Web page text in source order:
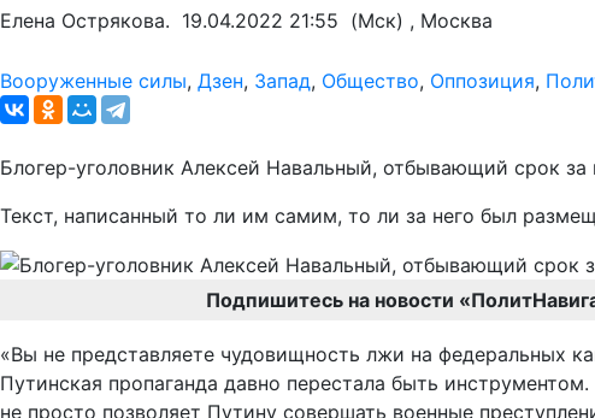
Елена Острякова. 19.04.2022 21:55 (Мск) , Москва
Вооруженные силы, Дзен, Запад, Общество, Оппозиция,
Блогер-уголовник Алексей Навальный, отбывающий срок
Текст, написанный то ли им самим, то ли за него был
Подпишитесь на новости
«Вы не представляете чудовищность лжи на федеральных
Путинская пропаганда давно перестала быть
не просто позволяет Путину совершать военные